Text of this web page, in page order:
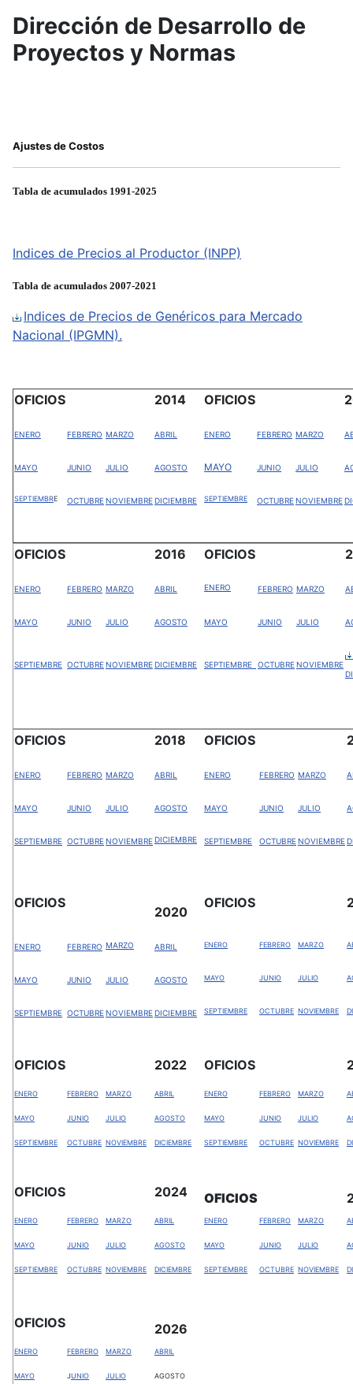
Dirección de Desarrollo de
Proyectos y Normas
Ajustes de Costos
Tabla de acumulados 1991-2025
Indices de Precios al Productor (INPP)
Tabla de acumulados 2007-2021
Indices de Precios de Genéricos para Mercado
Nacional (IPGMN).
OFICIOS 2014 OFICIOS
ENERO FEBRERO MARZO ABRIL ENERO FEBRERO MARZO
MAYO JUNIO JULIO AGOSTO MAYO JUNIO JULIO
SEPTIEMBRE OCTUBRENOVIEMBREDICIEMBRE SEPTIEMBRE OCTUBRENOVIEMBRE
OFICIOS 2016 OFICIOS
ENERO FEBRERO MARZO ABRIL ENERO FEBRERO MARZO
MAYO JUNIO JULIO AGOSTO MAYO JUNIO JULIO
SEPTIEMBRE OCTUBRENOVIEMBREDICIEMBRE SEPTIEMBRE OCTUBRENOVIEMBRE
OFICIOS 2018 OFICIOS
ENERO FEBRERO MARZO ABRIL ENERO FEBRERO MARZO
MAYO JUNIO JULIO AGOSTO MAYO JUNIO JULIO
SEPTIEMBRE OCTUBRENOVIEMBREDICIEMBRE SEPTIEMBRE OCTUBRENOVIEMBRE
OFICIOS
2020
OFICIOS
ENERO FEBRERO MARZO ABRIL ENERO FEBRERO MARZO
MAYO JUNIO JULIO AGOSTO MAYO JUNIO JULIO
SEPTIEMBRE OCTUBRENOVIEMBREDICIEMBRE SEPTIEMBRE OCTUBRE NOVIEMBRE
OFICIOS 2022 OFICIOS
ENERO FEBRERO MARZO ABRIL ENERO FEBRERO MARZO
MAYO JUNIO JULIO AGOSTO MAYO JUNIO JULIO
SEPTIEMBRE OCTUBRE NOVIEMBRE DICIEMBRE SEPTIEMBRE OCTUBRE NOVIEMBRE
OFICIOS 2024 OFICIOS
ENERO FEBRERO MARZO ABRIL ENERO FEBRERO MARZO
MAYO JUNIO JULIO AGOSTO MAYO JUNIO JULIO
SEPTIEMBRE OCTUBRE NOVIEMBRE DICIEMBRE SEPTIEMBRE OCTUBRE NOVIEMBRE
OFICIOS 2026
ENERO FEBRERO MARZO ABRIL
MAYO JUNIO JULIO AGOSTO